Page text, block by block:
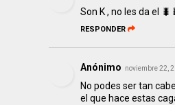
Son K , no les da el
RESPONDER
Anónimo noviembre 22,
No podes ser tan
el que hace estas